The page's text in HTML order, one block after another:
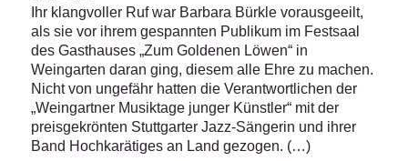
Ihr klangvoller Ruf war Barbara Bürkle vorausgeeilt,
als sie vor ihrem gespannten Publikum im Festsaal
des Gasthauses „Zum Goldenen Löwen“ in
Weingarten daran ging, diesem alle Ehre zu machen.
Nicht von ungefähr hatten die Verantwortlichen der
„Weingartner Musiktage junger Künstler“ mit der
preisgekrönten Stuttgarter Jazz-Sängerin und ihrer
Band Hochkarätiges an Land gezogen. (…)